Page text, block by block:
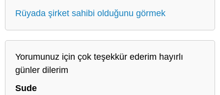
Rüyada şirket sahibi olduğunu görmek
Yorumunuz için çok teşekkür ederim hayırlı
günler dilerim
Sude